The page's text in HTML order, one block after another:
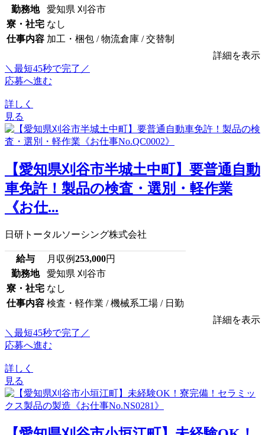
勤務地
愛知県 刈谷市
寮・社宅 なし
仕事内容 加工・梱包 / 物流倉庫 / 交替制
詳細を表示
＼最短45秒で完了／
応募へ進む
詳しく
見る
【愛知県刈谷市半城土中町】要普通自動
車免許！製品の検査・選別・軽作業
《お仕...
日研トータルソーシング株式会社
給与 月収例253,000円
勤務地
愛知県 刈谷市
寮・社宅 なし
仕事内容 検査・軽作業 / 機械系工場 / 日勤
詳細を表示
＼最短45秒で完了／
応募へ進む
詳しく
見る